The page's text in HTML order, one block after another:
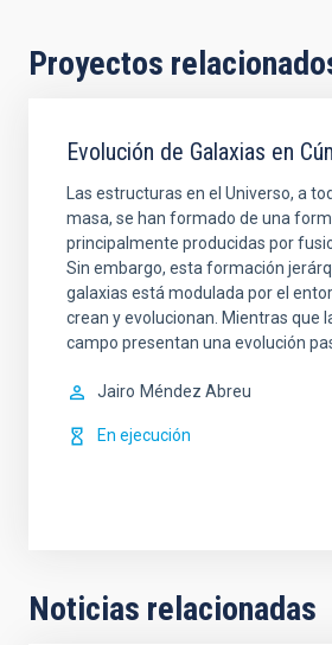
Proyectos
Evolución de Galaxias en
Las estructuras en el Universo, a
masa, se han formado de una
principalmente producidas por
Sin embargo, esta formación
galaxias está modulada por el
crean y evolucionan. Mientras que
campo presentan una evolución
Jairo Méndez Abreu
En ejecución
Noticias relacionadas